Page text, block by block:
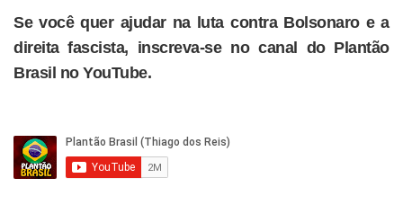
Se você quer ajudar na luta contra Bolsonaro e a
direita fascista, inscreva-se no canal do Plantão
Brasil no YouTube.